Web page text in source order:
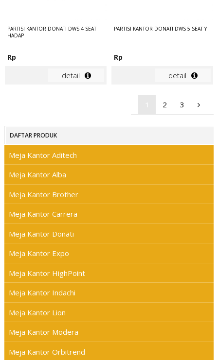
PARTISI KANTOR DONATI DWS 4 SEAT
HADAP
Rp
detail
PARTISI KANTOR DONATI DWS 5 SEAT Y
Rp
detail
2 3
DAFTAR PRODUK
Meja Kantor Aditech
Meja Kantor Alba
Meja Kantor Brother
Meja Kantor Carrera
Meja Kantor Donati
Meja Kantor Expo
Meja Kantor HighPoint
Meja Kantor Indachi
Meja Kantor Lion
Meja Kantor Modera
Meja Kantor Orbitrend